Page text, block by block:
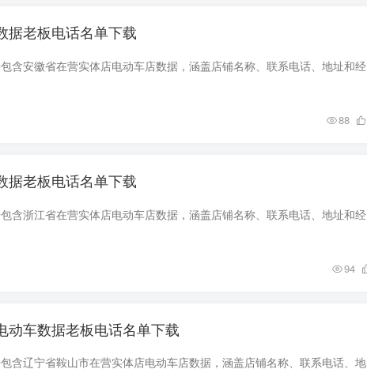
据老板电话名单下载
88
据老板电话名单下载
94
动车数据老板电话名单下载